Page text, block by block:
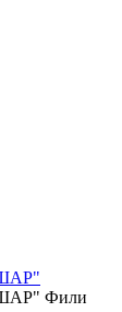
Фили